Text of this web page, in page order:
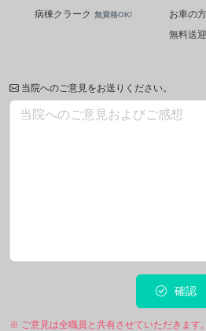
病棟クラーク 無資格OK!
お車の方
無料送迎
当院へのご意見をお送りください。
確認
※ ご意見は全職員と共有させていただきます。